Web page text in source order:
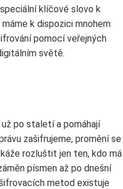
klíčové slovo k
k dispozici mnohem
pomocí veřejných
světě.
po staletí a pomáhají
zašifrujeme, promění se
rozluštit jen ten, kdo má
písmen až po dnešní
metod existuje